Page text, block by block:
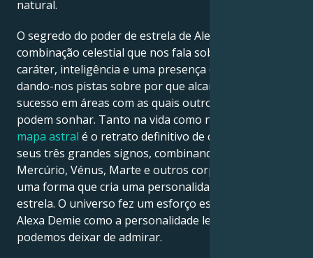
natural.
O segredo do poder de estrela de Alexa Demie é uma
combinação celestial que nos fala sobre grande
caráter, inteligência e uma presença dinâmica –
dando-nos pistas sobre por que alcançaram o
sucesso em áreas com as quais outros apenas
podem sonhar. Tanto na vida como nos filmes, o seu
mapa astral é o retrato definitivo de cada um dos
seus três grandes signos, combinando-se com
Mercúrio, Vénus, Marte e outros corpos celestes de
uma forma que cria uma personalidade que é uma
estrela. O universo fez um esforço especial para criar
Alexa Demie como a personalidade lendária que não
podemos deixar de admirar.